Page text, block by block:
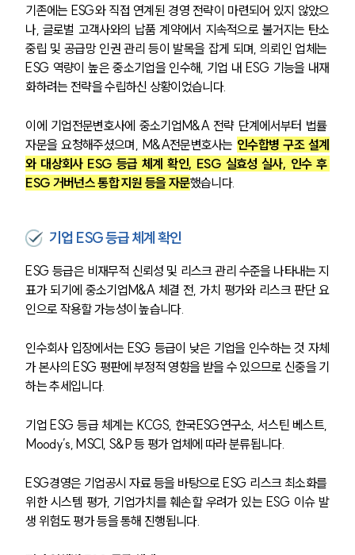
기존에는 ESG와 직접 연계된 경영 전략이 마련되어 있지 않았으
나, 글로벌 고객사와의 납품 계약에서 지속적으로 불거지는 탄소
중립 및 공급망 인권 관리 등이 발목을 잡게 되며, 의뢰인 업체는
ESG 역량이 높은 중소기업을 인수해, 기업 내 ESG 기능을 내재
화하려는 전략을 수립하신 상황이었습니다.
이에 기업전문변호사에 중소기업M&A 전략 단계에서부터 법률
자문을 요청해주셨으며, M&A전문변호사는 인수합병 구조 설계
와 대상회사 ESG 등급 체계 확인, ESG 실효성 실사, 인수 후
ESG 거버넌스 통합 지원 등을 자문했습니다.
기업 ESG 등급 체계 확인
ESG 등급은 비재무적 신뢰성 및 리스크 관리 수준을 나타내는 지
표가 되기에 중소기업M&A 체결 전, 가치 평가와 리스크 판단 요
인으로 작용할 가능성이 높습니다.
인수회사 입장에서는 ESG 등급이 낮은 기업을 인수하는 것 자체
가 본사의 ESG 평판에 부정적 영향을 받을 수 있으므로 신중을 기
하는 추세입니다.
기업 ESG 등급 체계는 KCGS, 한국ESG연구소, 서스틴 베스트,
Moody’s, MSCI, S&P 등 평가 업체에 따라 분류됩니다.
ESG경영은 기업공시 자료 등을 바탕으로 ESG 리스크 최소화를
위한 시스템 평가, 기업가치를 훼손할 우려가 있는 ESG 이슈 발
생 위험도 평가 등을 통해 진행됩니다.